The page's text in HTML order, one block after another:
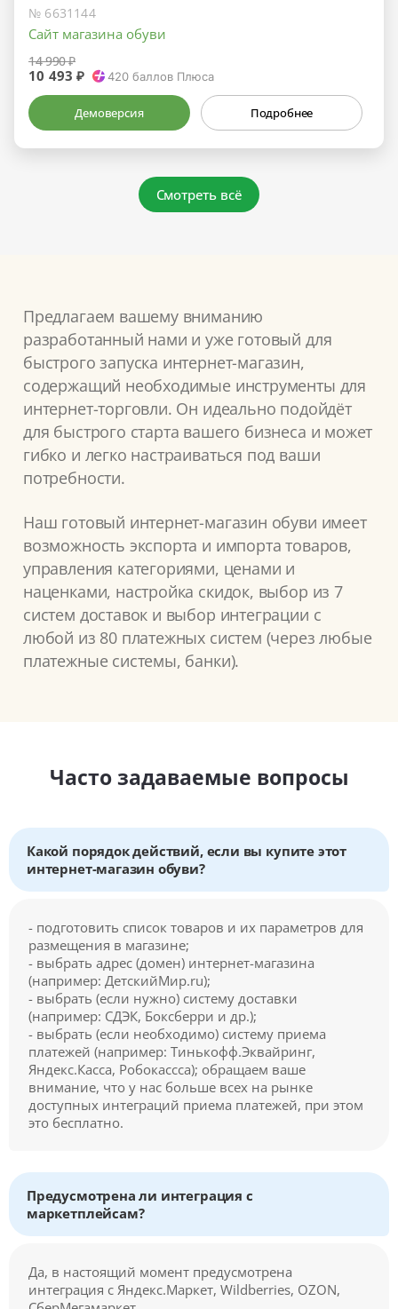
№ 6631144
Сайт магазина обуви
14 990 ₽
10 493 ₽ 420баллов Плюса
Демоверсия Подробнее
Смотреть всё
Предлагаем вашему вниманию
разработанный нами и уже готовый для
быстрого запуска интернет-магазин,
содержащий необходимые инструменты для
интернет-торговли. Он идеально подойдёт
для быстрого старта вашего бизнеса и может
гибко и легко настраиваться под ваши
потребности.
Наш готовый интернет-магазин обуви имеет
возможность экспорта и импорта товаров,
управления категориями, ценами и
наценками, настройка скидок, выбор из 7
систем доставок и выбор интеграции с
любой из 80 платежных систем (через любые
платежные системы, банки).
Часто задаваемые вопросы
Какой порядок действий, если вы купите этот
интернет-магазин обуви?
- подготовить список товаров и их параметров для
размещения в магазине;
- выбрать адрес (домен) интернет-магазина
(например: ДетскийМир.ru);
- выбрать (если нужно) систему доставки
(например: СДЭК, Боксберри и др.);
- выбрать (если необходимо) систему приема
платежей (например: Тинькофф.Эквайринг,
Яндекс.Касса, Робокассса); обращаем ваше
внимание, что у нас больше всех на рынке
доступных интеграций приема платежей, при этом
это бесплатно.
Предусмотрена ли интеграция с
маркетплейсам?
Да, в настоящий момент предусмотрена
интеграция с Яндекс.Маркет, Wildberries, OZON,